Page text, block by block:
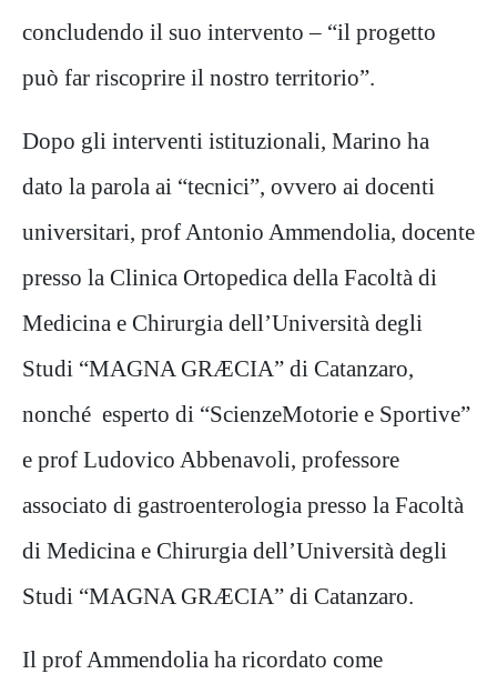
concludendo il suo intervento – “il progetto
può far riscoprire il nostro territorio”.
Dopo gli interventi istituzionali, Marino ha
dato la parola ai “tecnici”, ovvero ai docenti
universitari, prof Antonio Ammendolia, docente
presso la Clinica Ortopedica della Facoltà di
Medicina e Chirurgia dell’Università degli
Studi “MAGNA GRÆCIA” di Catanzaro,
nonché esperto di “ScienzeMotorie e Sportive”
e prof Ludovico Abbenavoli, professore
associato di gastroenterologia presso la Facoltà
di Medicina e Chirurgia dell’Università degli
Studi “MAGNA GRÆCIA” di Catanzaro.
Il prof Ammendolia ha ricordato come